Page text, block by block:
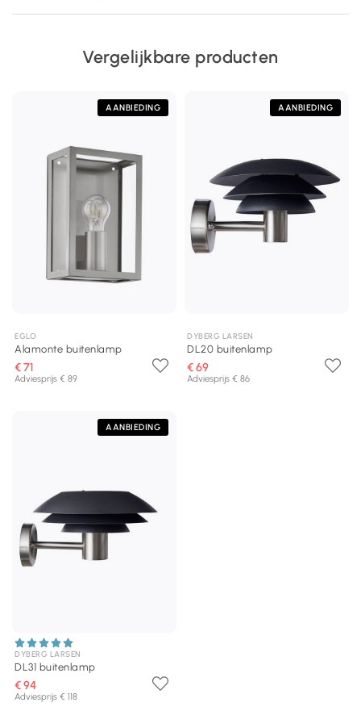
Vergelijkbare producten
AANBIEDING
EGLO
Alamonte buitenlamp
€ 71
Adviesprijs € 89
AANBIEDING
DYBERG LARSEN
DL20 buitenlamp
€ 69
Adviesprijs € 86
AANBIEDING
DYBERG LARSEN
DL31 buitenlamp
€ 94
Adviesprijs € 118